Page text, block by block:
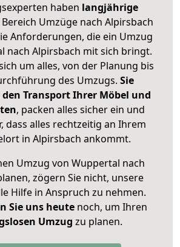
haben langjährige
Umzüge nach Alpirsbach
Anforderungen, die ein Umzug
nach Alpirsbach mit sich bringt.
um alles, von der Planung bis
des Umzugs. Sie
Transport Ihrer Möbel und
, packen alles sicher ein und
dass alles rechtzeitig an Ihrem
in Alpirsbach ankommt.
Umzug von Wuppertal nach
zögern Sie nicht, unsere
Hilfe in Anspruch zu nehmen.
Sie uns heutenoch, um Ihren
Umzug zu planen.